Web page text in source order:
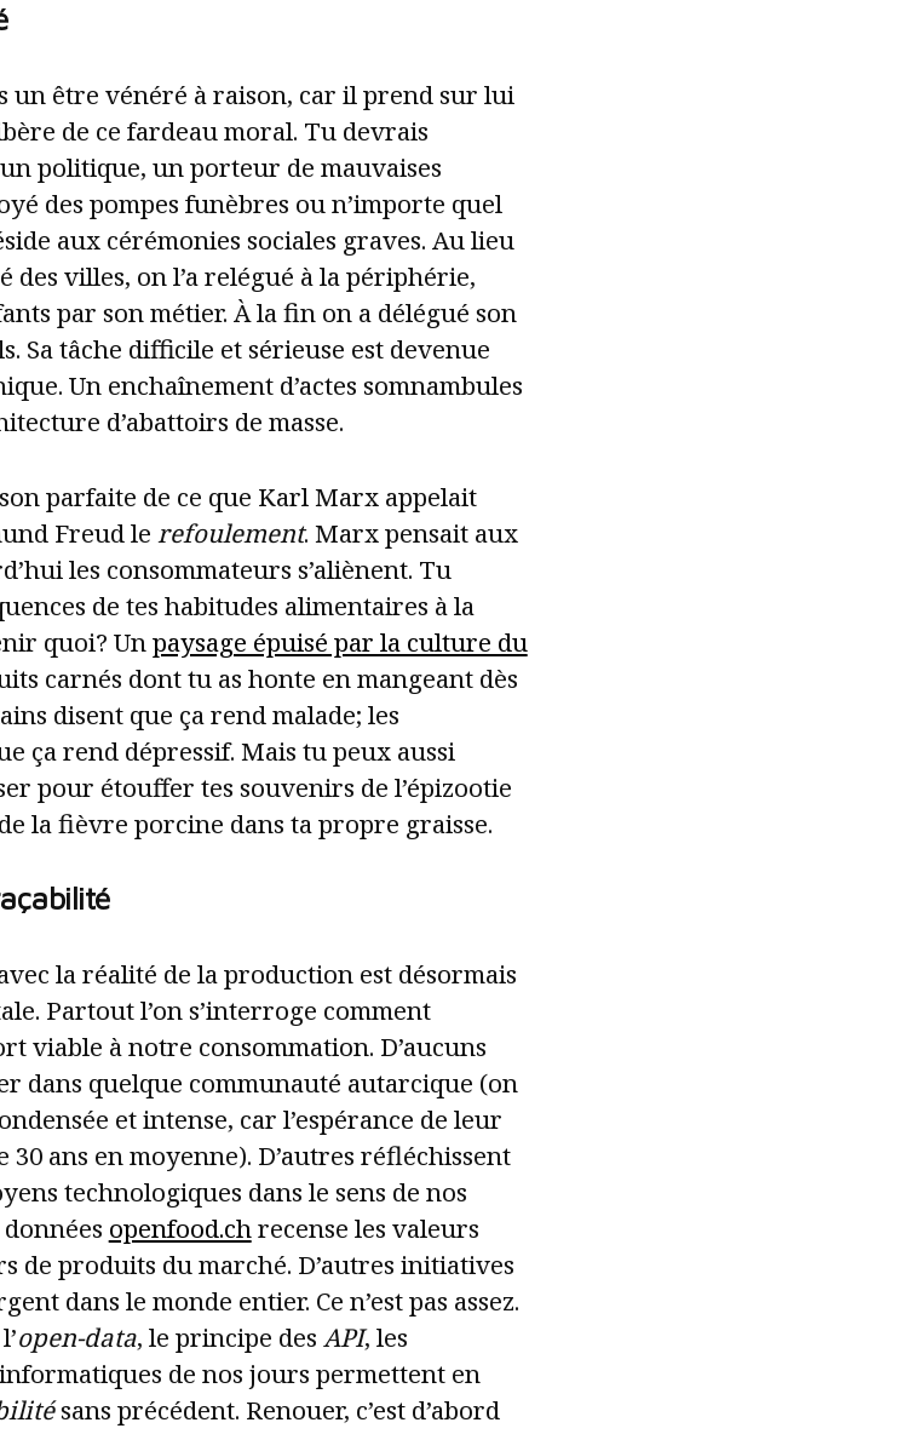
un être vénéré à raison, car il prend sur lui
de ce fardeau moral. Tu devrais
politique, un porteur de mauvaises
des pompes funèbres ou n’importe quel
aux cérémonies sociales graves. Au lieu
des villes, on l’a relégué à la périphérie,
par son métier. À la fin on a délégué son
Sa tâche difficile et sérieuse est devenue
Un enchaînement d’actes somnambules
d’abattoirs de masse.
parfaite de ce que Karl Marx appelait
Freud le refoulement. Marx pensait aux
les consommateurs s’aliènent. Tu
de tes habitudes alimentaires à la
quoi? Unpaysage épuisé par la culture du
carnés dont tu as honte en mangeant dès
disent que ça rend malade; les
ça rend dépressif. Mais tu peux aussi
pour étouffer tes souvenirs de l’épizootie
la fièvre porcine dans ta propre graisse.
la réalité de la production est désormais
Partout l’on s’interroge comment
viable à notre consommation. D’aucuns
dans quelque communauté autarcique (on
et intense, car l’espérance de leur
ans en moyenne). D’autres réfléchissent
technologiques dans le sens de nos
openfood.chrecense les valeurs
de produits du marché. D’autres initiatives
dans le monde entier. Ce n’est pas assez.
open-data, le principe des API, les
de nos jours permettent en
sans précédent. Renouer, c’est d’abord